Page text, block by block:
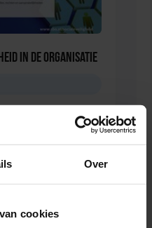
Over
cookies
in de Organisatie